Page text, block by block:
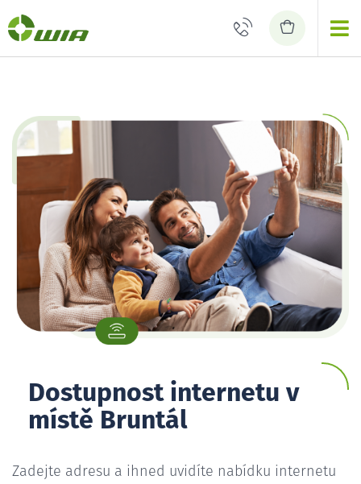
Dostupnost internetu v
místě Bruntál
Zadejte adresu a ihned uvidíte nabídku internetu